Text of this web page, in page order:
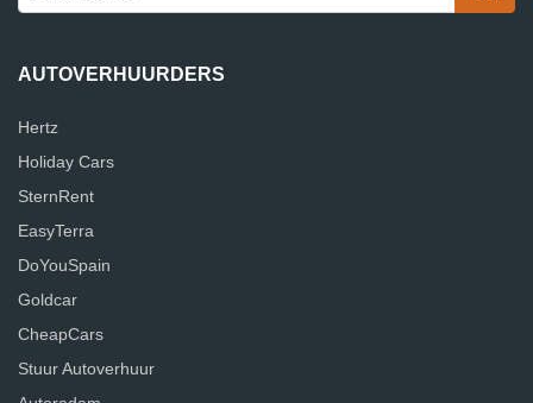
AUTOVERHUURDERS
Hertz
Holiday Cars
SternRent
EasyTerra
DoYouSpain
Goldcar
CheapCars
Stuur Autoverhuur